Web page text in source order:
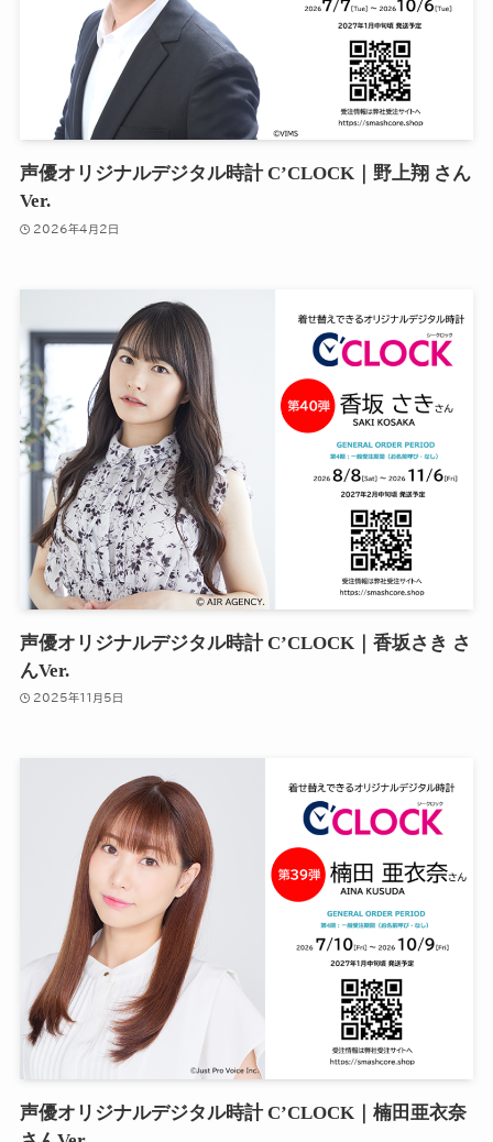
声優オリジナルデジタル時計 C’CLOCK｜野上翔 さん
Ver.
2026年4月2日
声優オリジナルデジタル時計 C’CLOCK｜香坂さき さ
んVer.
2025年11月5日
声優オリジナルデジタル時計 C’CLOCK｜楠田亜衣奈